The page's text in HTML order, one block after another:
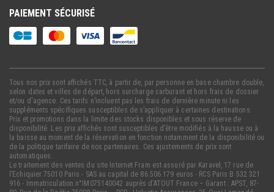
PAIEMENT SÉCURISÉ
Tous nos prix sont affichés TTC, à partir de, par personne en base chambre double,
selon dates et villes de départ, hors surcharge carburant et hors frais de dossier
et/ou d'agence. Ces tarifs n’incluent pas les frais de dernière minute ni les
suppléments spécifiques susceptibles de s’appliquer à certaines destinations.
Prix et promotions dans la limite des stocks disponibles et sous réserve de
disponibilité. Les prix affichés sont susceptibles d’être modifiés à la hausse ou à
la baisse au moment de la réservation en fonction notamment de la disponibilité ou
de la politique tarifaire de nos partenaires. Ces ajustements de prix sont
automatiques.
Le traitement des ventes du site Internet Fram est assuré par Karavel, 17 rue de
l’Echiquier 75010 Paris - SAS au capital de 86.506.179 euros - RCS Paris B 532 321
916 - Immatriculation n°IM075140042 auprès d’ATOUT France – Garant : APST, 87-